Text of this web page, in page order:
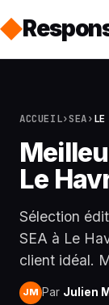
ACCUEIL›SEA›LE
Le
Sélection
SEA à Le
client idéal.
JM Par Julien